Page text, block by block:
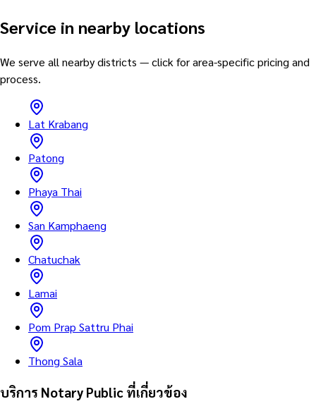
Service in nearby locations
We serve all nearby districts — click for area-specific pricing and
process.
Lat Krabang
Patong
Phaya Thai
San Kamphaeng
Chatuchak
Lamai
Pom Prap Sattru Phai
Thong Sala
บริการ Notary Public ที่เกี่ยวข้อง